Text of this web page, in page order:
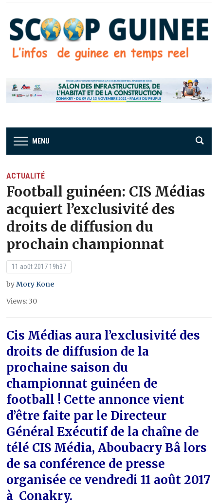
MENU
ACTUALITÉ
Football guinéen: CIS Médias
acquiert l’exclusivité des
droits de diffusion du
prochain championnat
11 août 2017 19h37
byMory Kone
Views: 30
Cis Médias aura l’exclusivité des
droits de diffusion de la
prochaine saison du
championnat guinéen de
football ! Cette annonce vient
d’être faite par le Directeur
Général Exécutif de la chaîne de
télé CIS Média, Aboubacry Bâ lors
de sa conférence de presse
organisée ce vendredi 11 août 2017
à Conakry.